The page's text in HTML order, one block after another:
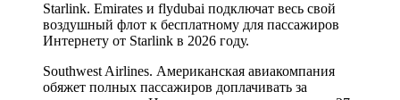
Starlink. Emirates и flydubai подключат весь свой
воздушный флот к бесплатному для пассажиров
Интернету от Starlink в 2026 году.
Southwest Airlines. Американская авиакомпания
обяжет полных пассажиров доплачивать за